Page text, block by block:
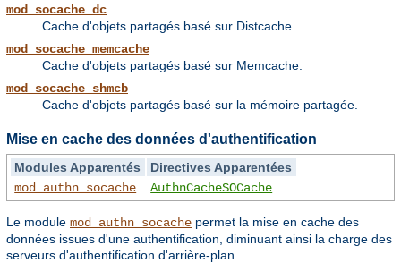
mod_socache_dc
Cache d'objets partagés basé sur Distcache.
mod_socache_memcache
Cache d'objets partagés basé sur Memcache.
mod_socache_shmcb
Cache d'objets partagés basé sur la mémoire partagée.
Mise en cache des données d'authentification
Modules Apparentés
Directives Apparentées
mod_authn_socache
AuthnCacheSOCache
Le module mod_authn_socache permet la mise en cache des
données issues d'une authentification, diminuant ainsi la charge des
serveurs d'authentification d'arrière-plan.